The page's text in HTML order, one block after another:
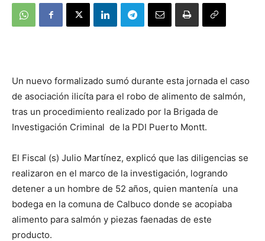
Un nuevo formalizado sumó durante esta jornada el caso
de asociación ilicíta para el robo de alimento de salmón,
tras un procedimiento realizado por la Brigada de
Investigación Criminal de la PDI Puerto Montt.
El Fiscal (s) Julio Martínez, explicó que las diligencias se
realizaron en el marco de la investigación, logrando
detener a un hombre de 52 años, quien mantenía una
bodega en la comuna de Calbuco donde se acopiaba
alimento para salmón y piezas faenadas de este
producto.